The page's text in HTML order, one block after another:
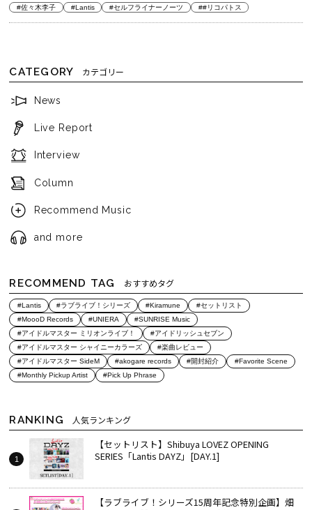
#佐々木李子 #Lantis #セルフライナーノーツ ##リコパトス
CATEGORY カテゴリー
News
Live Report
Interview
Column
Recommend Music
and more
RECOMMEND TAG おすすめタグ
#Lantis #ラブライブ！シリーズ #Kiramune
#セットリスト
#MoooD Records
#UNIERA
#SUNRISE Music
#アイドルマスター ミリオンライブ！
#アイドリッシュセブン
#アイドルマスター シャイニーカラーズ
#楽曲レビュー
#アイドルマスター SideM
#akogare records #開封紹介
#Favorite Scene
#Monthly Pickup Artist
#Pick Up Phrase
RANKING 人気ランキング
【セットリスト】Shibuya LOVEZ OPENING
SERIES「Lantis DAYZ」[DAY.1]
【ラブライブ！シリーズ15周年記念特別企画】畑